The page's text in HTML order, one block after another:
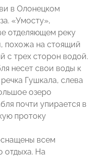
в Олонецком
«Умосту»,
отделяющем реку
похожа на стоящий
с трех сторон водой.
несет свои воды к
Гушкала, слева
озеро
почти упирается в
протоку
всем
отдыха. На